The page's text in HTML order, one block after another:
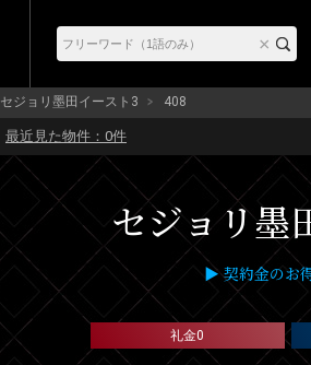
セジョリ墨田イースト3 408
最近見た物件： 0件
セジョリ墨
▶ 契約金のお
礼金0